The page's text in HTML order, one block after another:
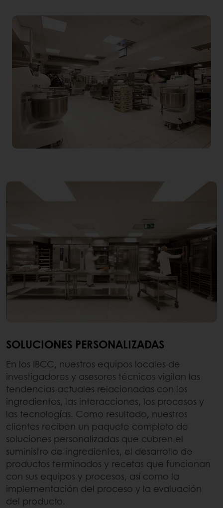
SOLUCIONES PERSONALIZADAS
En los IBCC, nuestros equipos locales de
investigadores y asesores técnicos vigilan las
tendencias actuales relacionadas con los
ingredientes, las interacciones, los procesos y
las tecnologías. Como resultado, nuestros
clientes reciben un paquete completo de
soluciones personalizadas que cubren el
suministro de ingredientes, el desarrollo de
productos terminados y recetas que funcionan
con sus equipos y procesos, así como la
implementación del proceso y la evaluación
del producto.